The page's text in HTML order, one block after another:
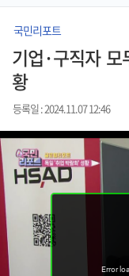
국민리포트
기업·구직자
황
등록일 : 2024.11.07 12:46